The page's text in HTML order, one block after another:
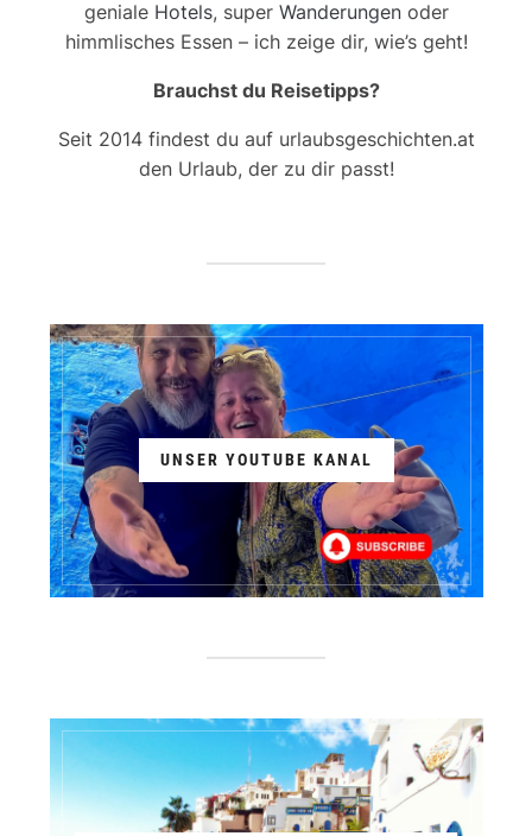
geniale Hotels, super Wanderungenoder
himmlisches Essen – ich zeige dir, wie’s geht!
Brauchst du Reisetipps?
Seit 2014 findest du auf urlaubsgeschichten.at
den Urlaub, der zu dir passt!
UNSER YOUTUBE KANAL